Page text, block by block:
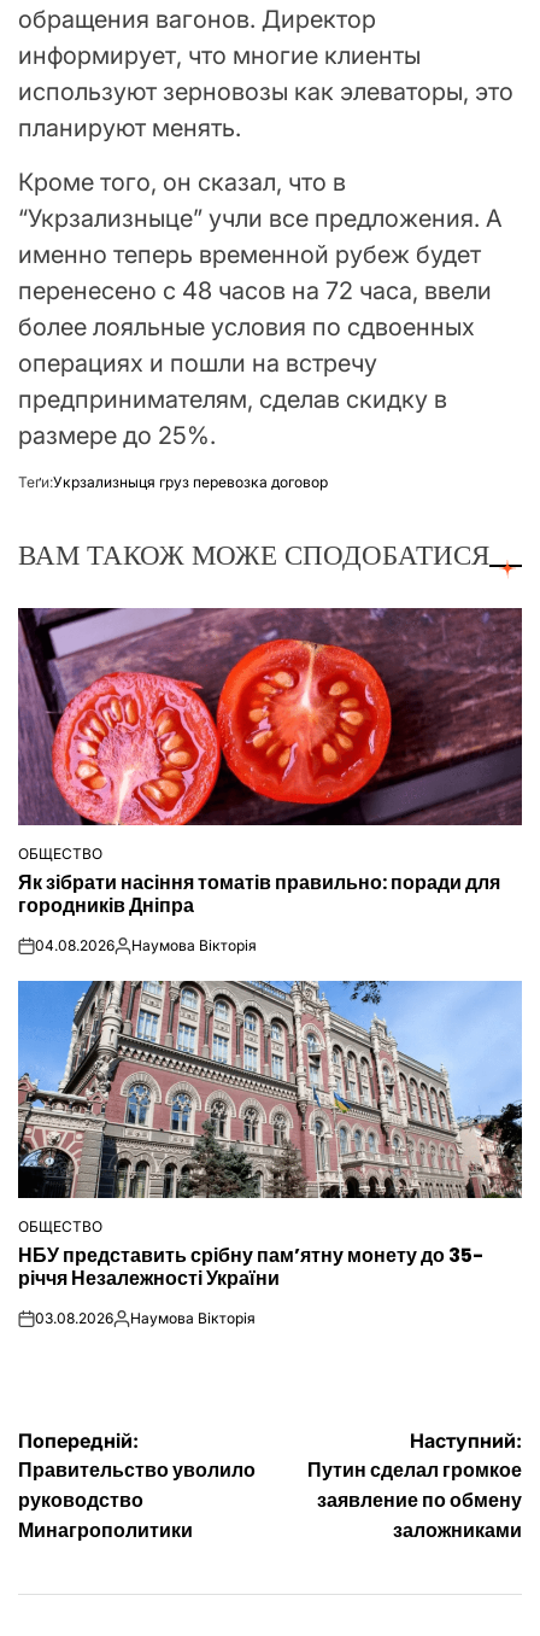
обращения вагонов. Директор
информирует, что многие клиенты
используют зерновозы как элеваторы, это
планируют менять.
Кроме того, он сказал, что в
“Укрзализныце” учли все предложения. А
именно теперь временной рубеж будет
перенесено с 48 часов на 72 часа, ввели
более лояльные условия по сдвоенных
операциях и пошли на встречу
предпринимателям, сделав скидку в
размере до 25%.
Теґи:Укрзализныця груз перевозка договор
ВАМ ТАКОЖ МОЖЕ СПОДОБАТИСЯ
ОПУБЛІКУВАТИ
У
ОБЩЕСТВО
Як зібрати насіння томатів правильно: поради для
городників Дніпра
on04.08.2026Опубліковано
Наумова Вікторія
ОПУБЛІКУВАТИ
У
ОБЩЕСТВО
НБУ представить срібну пам’ятну монету до 35-
річчя Незалежності України
on03.08.2026Опубліковано
Наумова Вікторія
Навігація
записів
Попередній:
Правительство уволило
руководство
Минагрополитики
Наступний:
Путин сделал громкое
заявление по обмену
заложниками